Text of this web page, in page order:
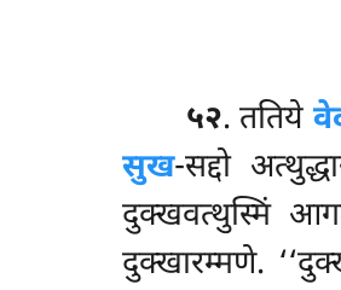
५२. ततिये
सुख-सद्दो
दुक्खवत्थुस्मिं
दुक्खारम्मणे.